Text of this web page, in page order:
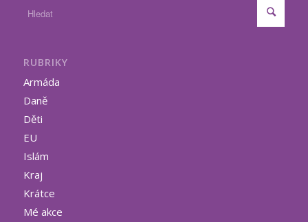
RUBRIKY
Armáda
Daně
Děti
EU
Islám
Kraj
Krátce
Mé akce